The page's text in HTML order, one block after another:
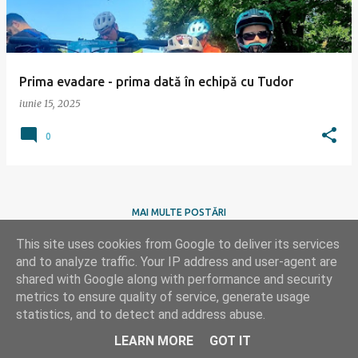
ă
r
Prima evadare - prima dată în echipă cu Tudor
iunie 15, 2025
0
MAI MULTE POSTĂRI
Un produs Blogger
This site uses cookies from Google to deliver its services
and to analyze traffic. Your IP address and user-agent are
shared with Google along with performance and security
metrics to ensure quality of service, generate usage
statistics, and to detect and address abuse.
LEARN MORE
GOT IT